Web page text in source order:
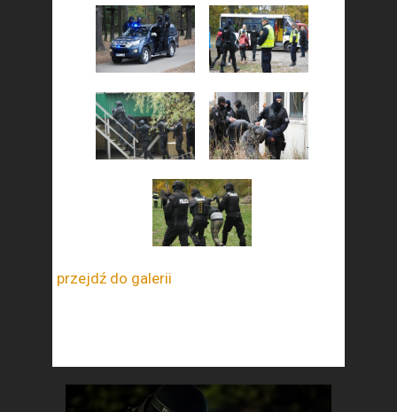
przejdź do galerii